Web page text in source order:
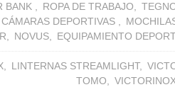
BANK ROPA DE TRABAJO
CÁMARAS DEPORTIVAS
NOVUS EQUIPAMIENTO
LINTERNAS STREAMLIGHT
TOMO